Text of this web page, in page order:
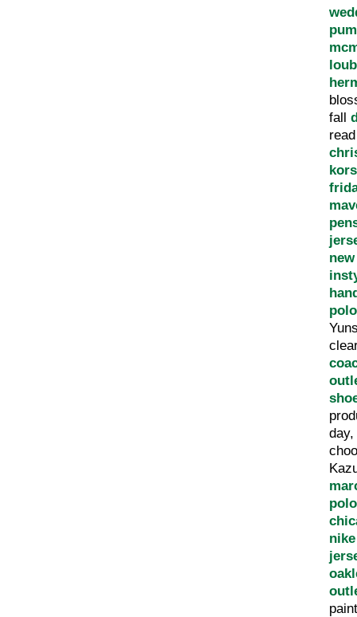
fall
day,